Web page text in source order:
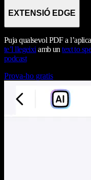
EXTENSIÓ EDGE
Puja qualsevol PDF a
te’l llegeixi amb untext to
podcast
Prova-ho gratis